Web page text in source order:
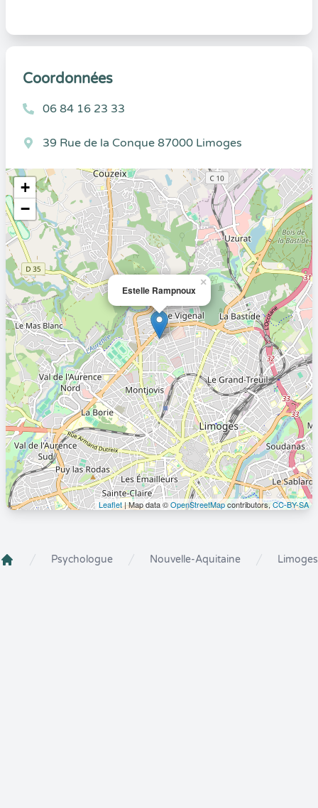
Coordonnées
06 84 16 23 33
39 Rue de la Conque 87000 Limoges
Estelle Rampnoux
×
+
−
Leaflet| Map data ©OpenStreetMapcontributors,CC-BY-SA
Psychologue Nouvelle-Aquitaine Limoges